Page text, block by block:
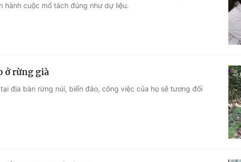
hành cuộc mổ tách đúng như dự liệu.
ở rừng già
địa bàn rừng núi, biển đảo, công việc của họ sẽ tương đối